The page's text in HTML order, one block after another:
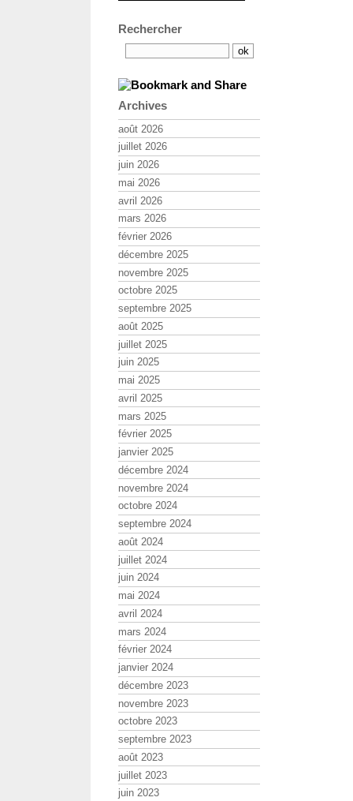
Rechercher
Archives
août 2026
juillet 2026
juin 2026
mai 2026
avril 2026
mars 2026
février 2026
décembre 2025
novembre 2025
octobre 2025
septembre 2025
août 2025
juillet 2025
juin 2025
mai 2025
avril 2025
mars 2025
février 2025
janvier 2025
décembre 2024
novembre 2024
octobre 2024
septembre 2024
août 2024
juillet 2024
juin 2024
mai 2024
avril 2024
mars 2024
février 2024
janvier 2024
décembre 2023
novembre 2023
octobre 2023
septembre 2023
août 2023
juillet 2023
juin 2023